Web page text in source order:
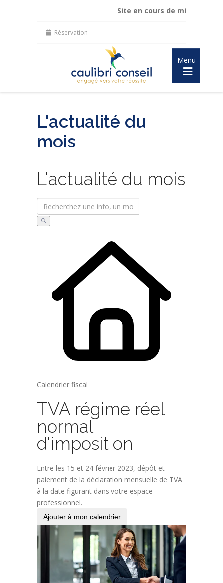
Site en cours de mise à jour :
Réservation
Menu
L'actualité du
mois
L'actualité du mois
Calendrier fiscal
TVA régime réel
normal
d'imposition
Entre les 15 et 24 février 2023, dépôt et
paiement de la déclaration mensuelle de TVA
à la date figurant dans votre espace
professionnel.
Ajouter à mon calendrier